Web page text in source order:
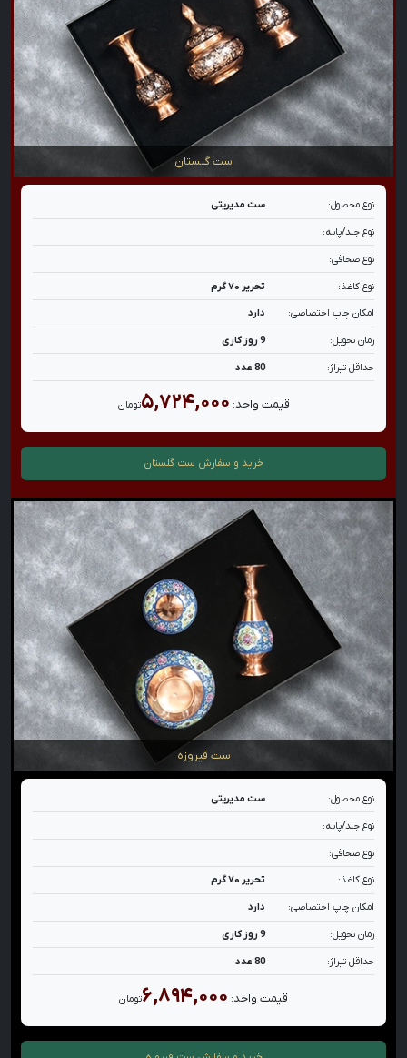
ست گلستان
نوع محصول: ست مدیریتی
نوع جلد/پایه:
نوع صحافی:
نوع کاغذ: تحریر ۷۰ گرم
امکان چاپ اختصاصی: دارد
زمان تحویل: 9 روز کاری
حداقل تیراژ: 80 عدد
قیمت واحد: ۵,۷۲۴,۰۰۰تومان
خرید و سفارش ست گلستان
ست فیروزه
نوع محصول: ست مدیریتی
نوع جلد/پایه:
نوع صحافی:
نوع کاغذ: تحریر ۷۰ گرم
امکان چاپ اختصاصی: دارد
زمان تحویل: 9 روز کاری
حداقل تیراژ: 80 عدد
قیمت واحد: ۶,۸۹۴,۰۰۰تومان